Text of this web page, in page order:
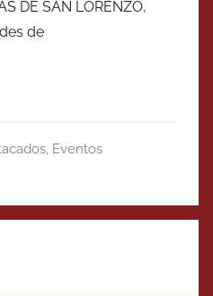
DE SAN LORENZO,
de
, Eventos